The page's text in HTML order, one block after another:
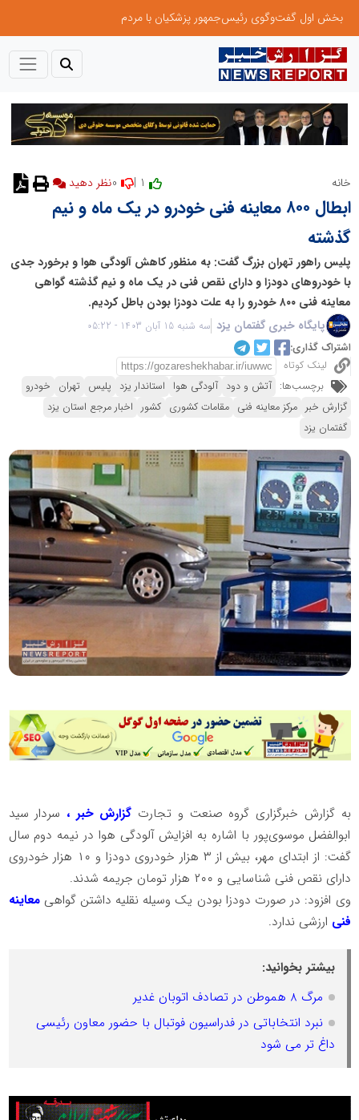
بخش اول گفت‌وگوی رئیس‌جمهور پزشکیان با مردم
خانه نظر دهید
ابطال ۸۰۰ معاینه فنی خودرو در یک ماه و نیم
گذشته
پلیس راهور تهران بزرگ گفت: به منظور کاهش آلودگی هوا و برخورد جدی
با خودرو‌های دودزا و دارای نقص فنی در یک ماه و نیم گذشته گواهی
معاینه فنی ۸۰۰ خودرو را به علت دودزا بودن باطل کردیم.
پایگاه خبری گفتمان یزد سه شنبه 15 آبان 1403 - 05:22
اشتراک گذاری:
لینک کوتاه
برچسب‌ها: آتش و دود آلودگی هوا استاندار یزد پلیس تهران خودرو
گزارش خبر مرکز معاینه فنی مقامات کشوری کشور اخبار مرجع استان یزد
گفتمان یزد
به گزارش خبرگزاری گروه صنعت و تجارت گزارش خبر ، سردار سید
ابوالفضل موسوی‌پور با اشاره به افزایش آلودگی هوا در نیمه دوم سال
گفت: از ابتدای مهر، بیش از ۳ هزار خودروی دودزا و ۱۰ هزار خودروی
دارای نقص فنی شناسایی و ۲۰۰ هزار تومان جریمه شدند.
وی افزود: در صورت دودزا بودن یک وسیله نقلیه داشتن گواهی معاینه
فنی ارزشی ندارد.
بیشتر بخوانید:
مرگ 8 هموطن در تصادف اتوبان غدیر
نبرد انتخاباتی در فدراسیون فوتبال با حضور معاون رئیسی
داغ تر می شود